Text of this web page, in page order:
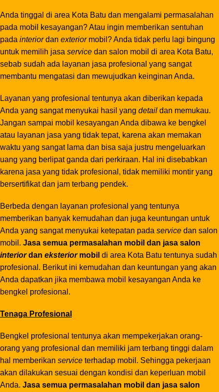
Anda tinggal di area Kota Batu dan mengalami permasalahan
pada mobil kesayangan? Atau ingin memberikan sentuhan
pada interiordan exterior mobil? Anda tidak perlu lagi bingung
untuk memilih jasa service dan salon mobil di area Kota Batu,
sebab sudah ada layanan jasa profesional yang sangat
membantu mengatasi dan mewujudkan keinginan Anda.
Layanan yang profesional tentunya akan diberikan kepada
Anda yang sangat menyukai hasil yang detail dan memukau.
Jangan sampai mobil kesayangan Anda dibawa ke bengkel
atau layanan jasa yang tidak tepat, karena akan memakan
waktu yang sangat lama dan bisa saja justru mengeluarkan
uang yang berlipat ganda dari perkiraan. Hal ini disebabkan
karena jasa yang tidak profesional, tidak memiliki montir yang
bersertifikat dan jam terbang pendek.
Berbeda dengan layanan profesional yang tentunya
memberikan banyak kemudahan dan juga keuntungan untuk
Anda yang sangat menyukai ketepatan pada service dan salon
mobil. Jasa semua permasalahan mobil dan jasa salon
interiordan eksterior mobil di area Kota Batu tentunya sudah
profesional. Berikut ini kemudahan dan keuntungan yang akan
Anda dapatkan jika membawa mobil kesayangan Anda ke
bengkel profesional.
Tenaga Profesional
Bengkel profesional tentunya akan mempekerjakan orang-
orang yang profesional dan memiliki jam terbang tinggi dalam
hal memberikan service terhadap mobil. Sehingga pekerjaan
akan dilakukan sesuai dengan kondisi dan keperluan mobil
Anda. Jasa semua permasalahan mobil dan jasa salon